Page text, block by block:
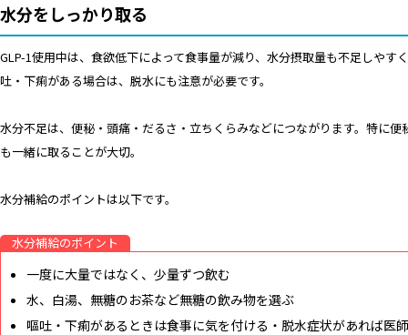
水分をしっかり取る
GLP-1使用中は、食欲低下によって食事量が減り、水分摂取量も不足しやす
吐・下痢がある場合は、脱水にも注意が必要です。
水分不足は、便秘・頭痛・だるさ・立ちくらみなどにつながります。特に
も一緒に取ることが大切。
水分補給のポイントは以下です。
水分補給のポイント
一度に大量ではなく、少量ずつ飲む
水、白湯、無糖のお茶など無糖の飲み物を選ぶ
嘔吐・下痢があるときは食事に気を付ける・脱水症状があれば医